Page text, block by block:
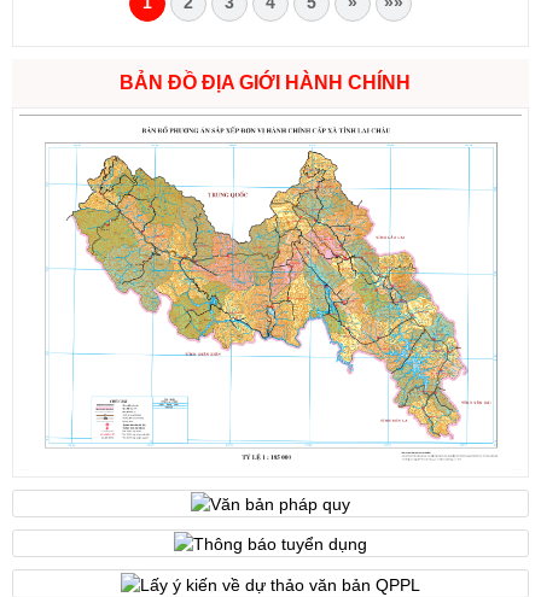
BẢN ĐỒ ĐỊA GIỚI HÀNH CHÍNH